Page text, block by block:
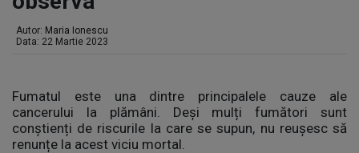
Autor: Maria Ionescu
Data: 22 Martie 2023
Fumatul este una dintre principalele cauze ale
cancerului la plămâni. Deși mulți fumători sunt
conștienți de riscurile la care se supun, nu reușesc să
renunțe la acest viciu mortal.